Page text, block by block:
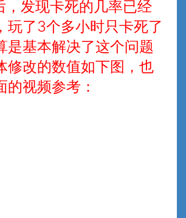
，发现卡死的几率已经
玩了3个多小时只卡死了
是基本解决了这个问题
修改的数值如下图，也
的视频参考：